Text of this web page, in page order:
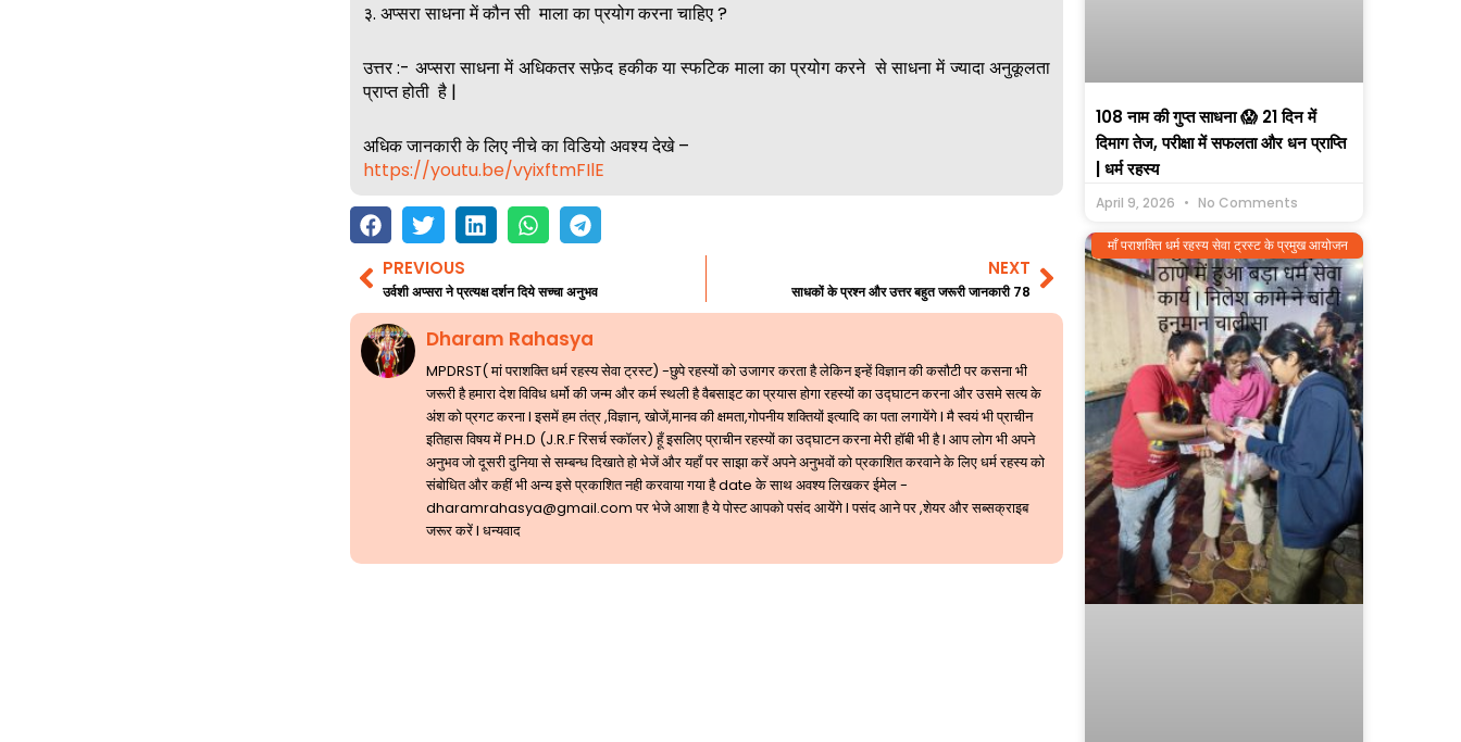
३. अप्सरा साधना में कौन सी माला का प्रयोग करना चाहिए ?
उत्तर :- अप्सरा साधना में अधिकतर सफ़ेद हकीक या स्फटिक माला का प्रयोग करने से साधना में ज्यादा अनुकूलता
प्राप्त होती है |
अधिक जानकारी के लिए नीचे का विडियो अवश्य देखे –
https://youtu.be/vyixftmFIlE
Prev
PREVIOUS
उर्वशी अप्सरा ने प्रत्यक्ष दर्शन दिये सच्चा अनुभव
NEXT
साधकों के प्रश्न और उत्तर बहुत जरूरी जानकारी 78Next
Dharam Rahasya
MPDRST( मां पराशक्ति धर्म रहस्य सेवा ट्रस्ट) -छुपे रहस्यों को उजागर करता है लेकिन इन्हें विज्ञान की कसौटी पर कसना भी
जरूरी है हमारा देश विविध धर्मो की जन्म और कर्म स्थली है वैबसाइट का प्रयास होगा रहस्यों का उद्घाटन करना और उसमे सत्य के
अंश को प्रगट करना l इसमें हम तंत्र ,विज्ञान, खोजें,मानव की क्षमता,गोपनीय शक्तियों इत्यादि का पता लगायेंगे l मै स्वयं भी प्राचीन
इतिहास विषय में PH.D (J.R.F रिसर्च स्कॉलर) हूँ इसलिए प्राचीन रहस्यों का उद्घाटन करना मेरी हॉबी भी है l आप लोग भी अपने
अनुभव जो दूसरी दुनिया से सम्बन्ध दिखाते हो भेजें और यहाँ पर साझा करें अपने अनुभवों को प्रकाशित करवाने के लिए धर्म रहस्य को
संबोधित और कहीं भी अन्य इसे प्रकाशित नही करवाया गया है date के साथ अवश्य लिखकर ईमेल -
dharamrahasya@gmail.comपर भेजे आशा है ये पोस्ट आपको पसंद आयेंगे l पसंद आने पर ,शेयर और सब्सक्राइब
जरूर करें l धन्यवाद
108 नाम की गुप्त साधना 😱 21 दिन में
दिमाग तेज, परीक्षा में सफलता और धन प्राप्ति
| धर्म रहस्य
April 9, 2026 No Comments
माँ पराशक्ति धर्म रहस्य सेवा ट्रस्ट के प्रमुख आयोजन